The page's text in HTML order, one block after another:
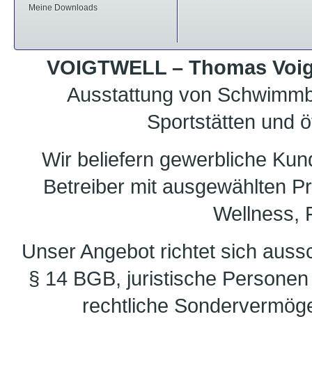
Meine Downloads
VOIGTWELL – Thomas
Ausstattung von
Sportstätten und
Wir beliefern gewerbliche
Betreiber mit ausgewählten
Wellness,
Unser Angebot richtet sich
§ 14 BGB, juristische
rechtliche